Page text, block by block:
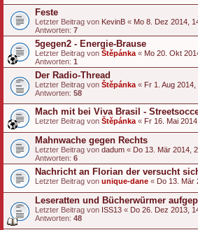
Feste
Letzter Beitrag von KevinB « Mo 8. Dez 2014,
Antworten: 7
5gegen2 - Energie-Brause
Letzter Beitrag von Štěpánka « Mo 20. Okt
Antworten: 1
Der Radio-Thread
Letzter Beitrag von Štěpánka « Fr 1. Aug 2014,
Antworten: 58
Mach mit bei Viva Brasil -
Letzter Beitrag von Štěpánka « Fr 16. Mai
Mahnwache gegen Rechts
Letzter Beitrag von dadum « Do 13. Mär 2014,
Antworten: 6
Nachricht an Florian der versucht
Letzter Beitrag von unique-dane « Do 13. Mär
Leseratten und Bücherwürmer
Letzter Beitrag von ISS13 « Do 26. Dez 2013,
Antworten: 48